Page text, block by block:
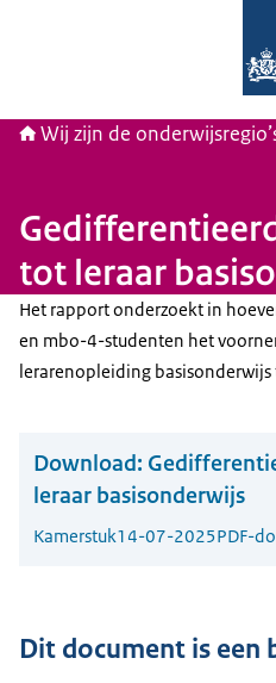
Wij zijn de
tot leraar
Het rapport onderzoekt in
en mbo-4-studenten het
lerarenopleiding basisonderwijs
Download:
leraar basisonderwijs
Kamerstuk14-07-2025PDF-
Dit document is een